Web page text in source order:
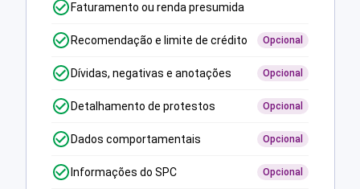
Faturamento ou renda presumida
Recomendação e limite de crédito Opcional
Dívidas, negativas e anotações Opcional
Detalhamento de protestos Opcional
Dados comportamentais Opcional
Informações do SPC Opcional